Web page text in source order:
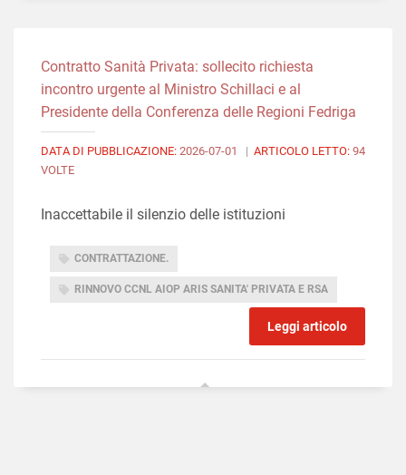
Contratto Sanità Privata: sollecito richiesta
incontro urgente al Ministro Schillaci e al
Presidente della Conferenza delle Regioni Fedriga
DATA DI PUBBLICAZIONE: 2026-07-01 | ARTICOLO LETTO: 94
VOLTE
Inaccettabile il silenzio delle istituzioni
CONTRATTAZIONE.
RINNOVO CCNL AIOP ARIS SANITA' PRIVATA E RSA
Leggi articolo